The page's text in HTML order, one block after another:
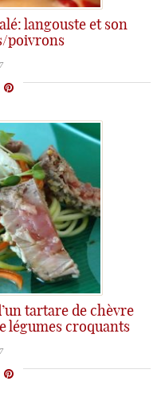
langouste et son
poivrons
tartare de chèvre
légumes croquants